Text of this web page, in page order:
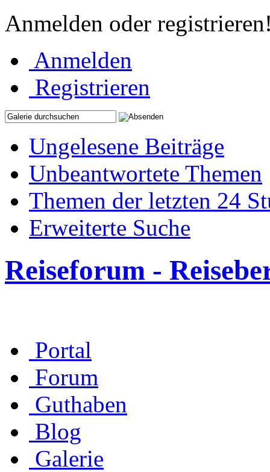
Anmelden oder
Anmelden
Registrieren
Ungelesene Beiträge
Unbeantwortete Themen
Themen der letzten 24
Erweiterte Suche
Reiseforum -
Portal
Forum
Guthaben
Blog
Galerie